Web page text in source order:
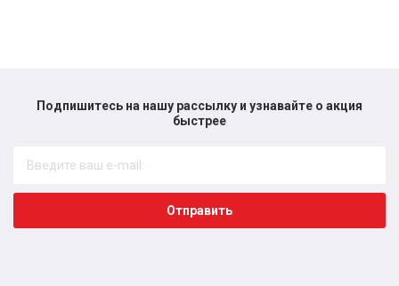
Подпишитесь на нашу рассылку и узнавайте о акция
быстрее​
Отправить